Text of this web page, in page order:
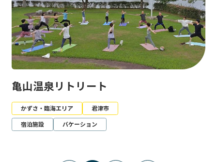
亀山温泉リトリート
かずさ・臨海エリア
君津市
宿泊施設
バケーション